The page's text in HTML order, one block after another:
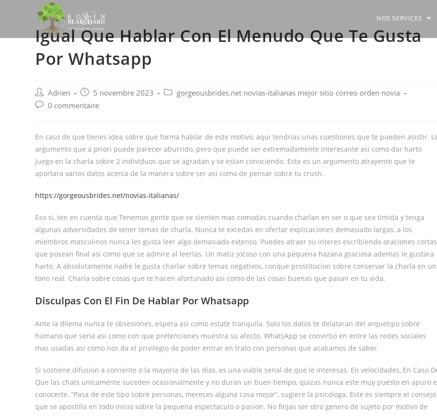
NOS SERVICES
Igual Que Hablar Con El Menudo Que Te Gusta
Por Whatsapp
Post
author:
Adrien
Post
published:
5 novembre 2023
Post gorgeousbrides.net novias-italianas mejor sitio correo orden novia
Post0 commentaire
En caso de que tienes idea sobre que forma hablar de este motivo, aqui tendri­as unas cuestiones que te pueden asistir.
argumento que a priori puede parecer aburrido, pero que puede ser extremadamente interesante asi­ como dar harto
juego en la charla sobre 2 individuos que se agradan y se estan conociendo. Este es un argumento atrayente que te
aportara varios datos acerca de la manera sobre ser asi­ como de pensar sobre tu crush.
https://gorgeousbrides.net/novias-italianas/
Eso si, ten en cuenta que Tenemos gente que se sienten mas comodas cuando charlan en ser o que sea timida y tenga
algunas adversidades de tener temas de charla. Nunca te excedas en ofertar explicaciones demasiado largas, a los
miembros masculinos nunca les gusta leer algo demasiado extenso. Puedes atraer su interes escribiendo oraciones
que posean final asi­ como que se admire al leerlas. Un matiz jocoso con una pequena hazana graciosa ademas le gustara
harto. A absolutamente nadie le gusta charlar sobre temas negativos, conque prostitucion sobre conservar la charla en un
tono real. Charla sobre cosas que te hacen afortunado asi­ como de las cosas buenas que pasan en tu vida.
Disculpas Con El Fin De Hablar Por Whatsapp
Ante la dilema nunca te obsesiones, espera asi­ como estate tranquila. Solo los datos te delataran del arquetipo sobre
humano que seri­a asi­ como con que pretenciones muestra su afecto. WhatsApp se convirtio en entre las redes sociales
mas usadas asi­ como nos da el privilegio de poder entrar en trato con personas que acabamos de saber.
Si sostiene difusion a corriente o la mayoria de las dias, es una viable senal de que le interesas. En velocidades, En Caso
Que las chats unicamente suceden ocasionalmente y no duran un buen tiempo, quizas nunca este muy puesto en apuro
conocerte. “Pasa de este tipo sobre personas, mereces alguna cosa mejor”, sugiere la psicologa. Este es siempre el consejo
que se apostilla en todo inicio sobre la pequena espectaculo o pasion. No finjas ser otro genero de sujeto por motivo de